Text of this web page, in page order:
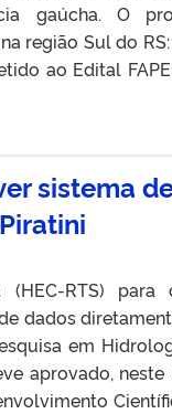
gaúcha. O
região Sul do
ao Edital
sistema
RTS) para
dados
em
aprovado, neste